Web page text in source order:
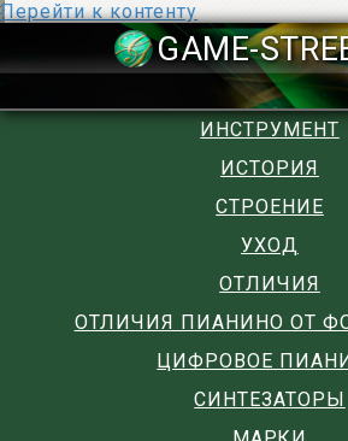
Перейти к контенту
ИНСТРУМЕНТ
ИСТОРИЯ
СТРОЕНИЕ
УХОД
ОТЛИЧИЯ
ОТЛИЧИЯ ПИАНИНО ОТ
ЦИФРОВОЕ
СИНТЕЗАТОРЫ